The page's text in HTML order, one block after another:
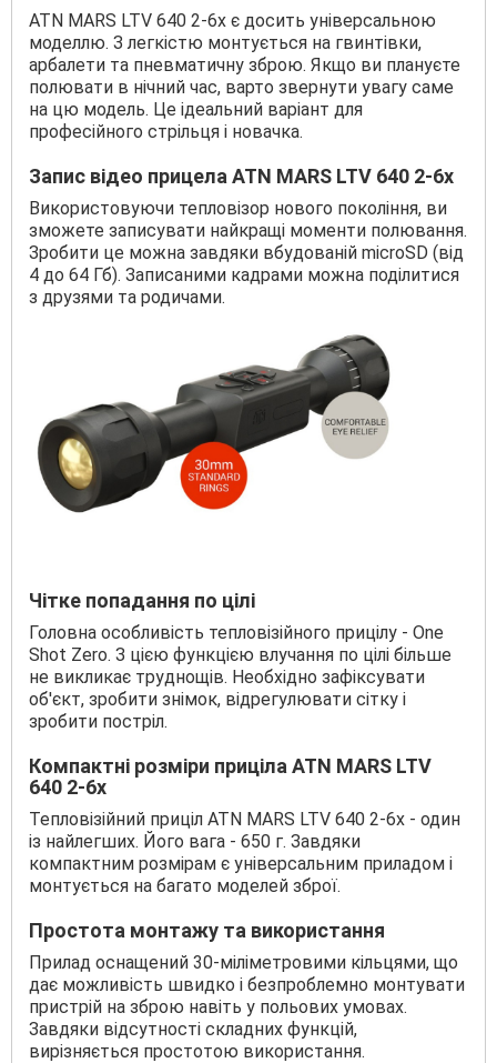
ATN MARS LTV 640 2-6x є досить універсальною
моделлю. З легкістю монтується на гвинтівки,
арбалети та пневматичну зброю. Якщо ви плануєте
полювати в нічний час, варто звернути увагу саме
на цю модель. Це ідеальний варіант для
професійного стрільця і новачка.
Запис відео прицела ATN MARS LTV 640 2-6x
Використовуючи тепловізор нового покоління, ви
зможете записувати найкращі моменти полювання.
Зробити це можна завдяки вбудованій microSD (від
4 до 64 Гб). Записаними кадрами можна поділитися
з друзями та родичами.
Чітке попадання по цілі
Головна особливість тепловізійного прицілу - One
Shot Zero. З цією функцією влучання по цілі більше
не викликає труднощів. Необхідно зафіксувати
об'єкт, зробити знімок, відрегулювати сітку і
зробити постріл.
Компактні розміри приціла ATN MARS LTV
640 2-6x
Тепловізійний приціл ATN MARS LTV 640 2-6x - один
із найлегших. Його вага - 650 г. Завдяки
компактним розмірам є універсальним приладом і
монтується на багато моделей зброї.
Простота монтажу та використання
Прилад оснащений 30-міліметровими кільцями, що
дає можливість швидко і безпроблемно монтувати
пристрій на зброю навіть у польових умовах.
Завдяки відсутності складних функцій,
вирізняється простотою використання.